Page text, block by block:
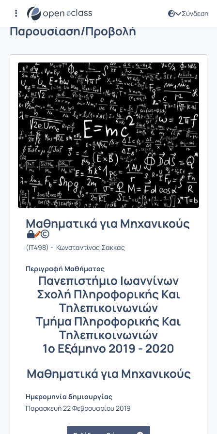
Σύνδεση
Παρουσίαση/Προβολή
Μαθηματικά για Μηχανικούς
(IT498) - Κωνσταντίνος Σακκάς
Περιγραφή Μαθήματος
Πανεπιστήμιο Ιωαννίνων
Σχολή Πληροφορικής Και
Τηλεπικοινωνιών
Τμήμα Πληροφορικής Και
Τηλεπικοινωνιών
1ο Εξάμηνο 2019 - 2020
Μαθηματικά για Μηχανικούς
Ημερομηνία δημιουργίας
Παρασκευή 22 Φεβρουαρίου 2019